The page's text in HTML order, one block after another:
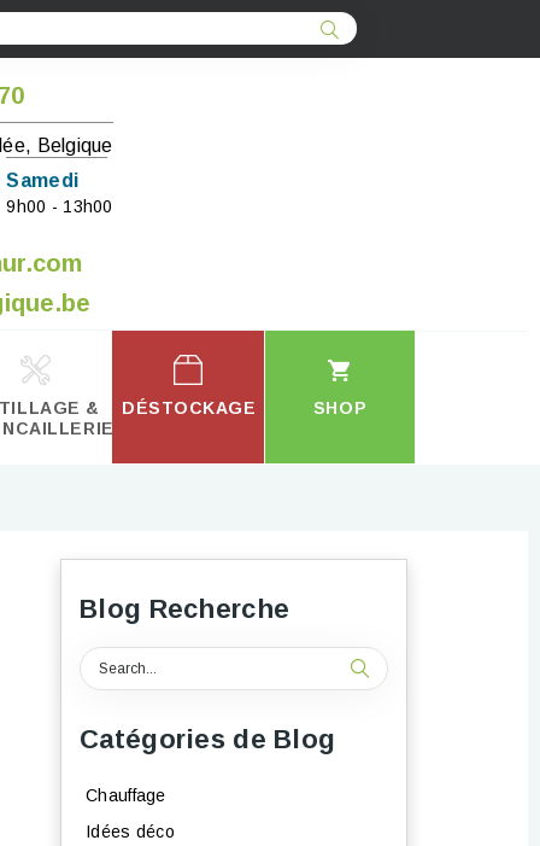
Belgique
Samedi
9h00 - 13h00
&
DÉSTOCKAGE SHOP
Blog Recherche
Catégories de Blog
Chauffage
Idées déco